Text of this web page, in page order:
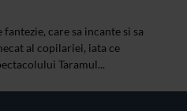
care sa incante si sa
al copilariei, iata ce
Taramul...